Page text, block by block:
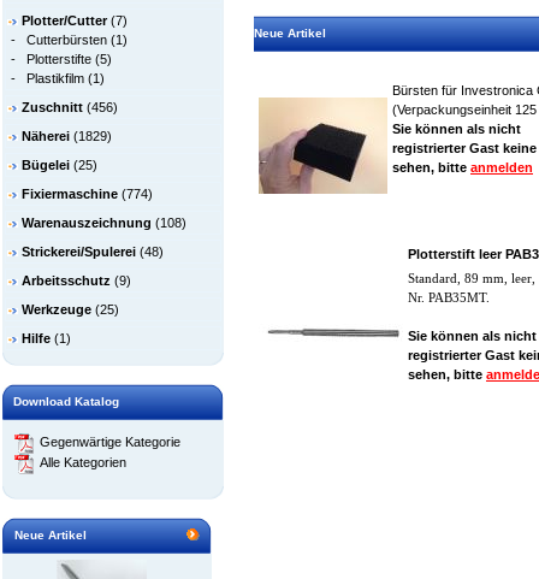
Plotter/Cutter(7)
- Cutterbürsten (1)
- Plotterstifte (5)
- Plastikfilm (1)
Zuschnitt (456)
Näherei (1829)
Bügelei (25)
Fixiermaschine (774)
Warenauszeichnung (108)
Strickerei/Spulerei (48)
Arbeitsschutz (9)
Werkzeuge (25)
Hilfe (1)
Download Katalog
Gegenwärtige Kategorie
Alle Kategorien
Neue Artikel
Neue Artikel
Bürsten für Investronica
(Verpackungseinheit
Sie können als nicht
registrierter Gast keine
sehen, bitte anmelden
Plotterstift leer
Standard, 89 mm,
Nr. PAB35MT.
Sie können als nicht
registrierter Gast
sehen, bitte